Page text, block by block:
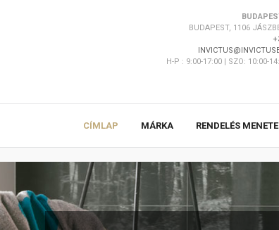
BUDAPEST, 1106
H-P : 9:00-17:00 | SZO: 10:00-
CÍMLAP MÁRKA RENDELÉS MENETE